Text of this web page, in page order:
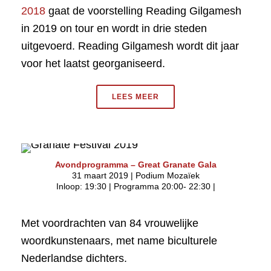
2018 gaat de voorstelling Reading Gilgamesh
in 2019 on tour en wordt in drie steden
uitgevoerd. Reading Gilgamesh wordt dit jaar
voor het laatst georganiseerd.
LEES MEER
Avondprogramma – Great Granate Gala
31 maart 2019 | Podium Mozaïek
Inloop: 19:30 | Programma 20:00- 22:30 |
Met voordrachten van 84 vrouwelijke
woordkunstenaars, met name biculturele
Nederlandse dichters.